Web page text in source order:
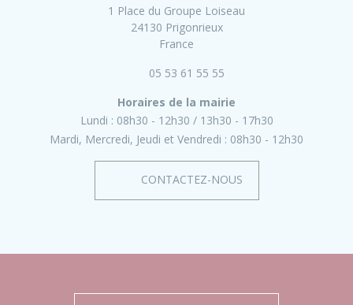
1 Place du Groupe Loiseau
24130 Prigonrieux
France
05 53 61 55 55
Horaires de la mairie
Lundi : 08h30 - 12h30
13h30 - 17h30
Mardi, Mercredi, Jeudi et Vendredi : 08h30 - 12h30
CONTACTEZ-NOUS